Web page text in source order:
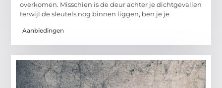
overkomen. Misschien is de deur achter je dichtgevallen
terwijl de sleutels nog binnen liggen, ben je je
Aanbiedingen